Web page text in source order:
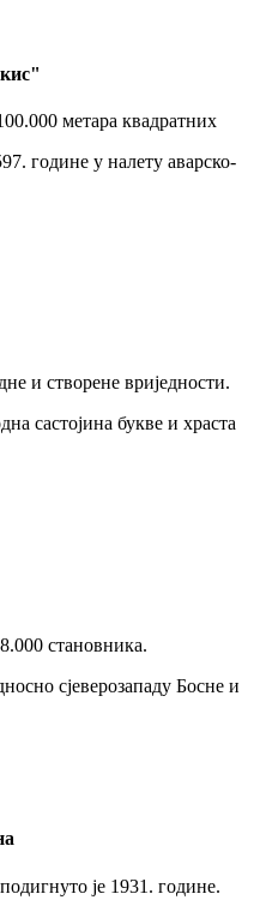
метара квадратних
године у налету аварско-
и створене вриједности.
састојина букве и храста
становника.
сјеверозападу Босне и
је 1931. године.